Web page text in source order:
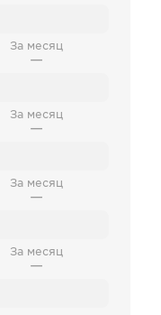
За месяц
—
За месяц
—
За месяц
—
За месяц
—